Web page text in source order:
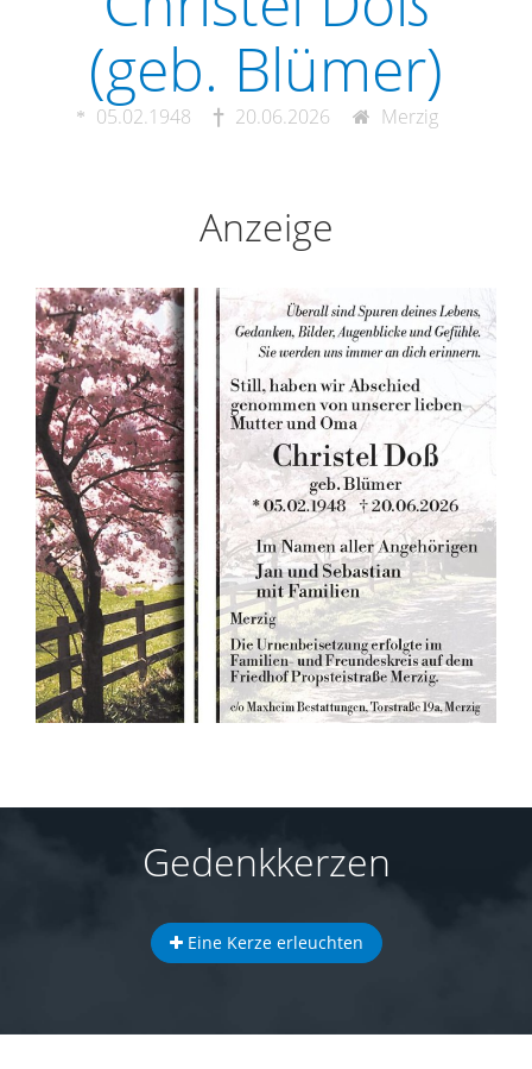
(geb. Blümer)
05.02.1948 20.06.2026 Merzig
Anzeige
Gedenkkerzen
Eine Kerze erleuchten